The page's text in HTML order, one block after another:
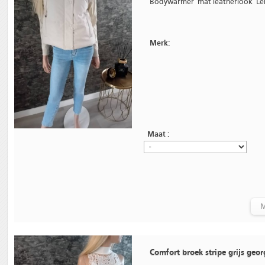
Bodywarmer mat leatherlook
Merk:
Maat :
Comfort broek stripe grijs